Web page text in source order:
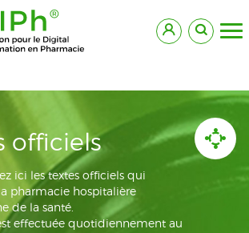
officiels
ici les textes officiels qui
pharmacie hospitalière
de la santé.
effectuée quotidiennement au